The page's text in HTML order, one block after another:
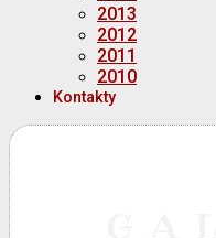
2013
2012
2011
2010
Kontakty